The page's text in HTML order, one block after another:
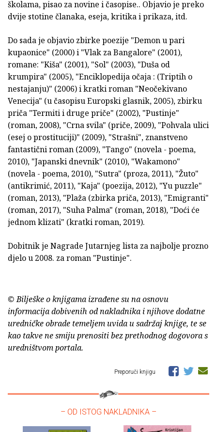
školama, pisao za novine i časopise.. Objavio je preko
dvije stotine članaka, eseja, kritika i prikaza, itd.
Do sada je objavio zbirke poezije "Demon u pari
kupaonice" (2000) i "Vlak za Bangalore" (2001),
romane: "Kiša" (2001), "Sol" (2003), "Duša od
krumpira" (2005), "Enciklopedija očaja : (Triptih o
nestajanju)" (2006) i kratki roman "Neočekivano
Venecija" (u časopisu Europski glasnik, 2005), zbirku
priča "Termiti i druge priče" (2002), "Pustinje"
(roman, 2008), "Crna svila" (priče, 2009), "Pohvala ulici
(esej o prostituciji)" (2009), "Strašni", znanstveno
fantastični roman (2009), "Tango" (novela - poema,
2010), "Japanski dnevnik" (2010), "Wakamono"
(novela - poema, 2010), "Sutra" (proza, 2011), "Žuto"
(antikrimić, 2011), "Kaja" (poezija, 2012), "Yu puzzle"
(roman, 2013), "Plaža (zbirka priča, 2013), "Emigranti"
(roman, 2017), "Suha Palma" (roman, 2018), "Doći će
jednom klizati" (kratki roman, 2019).
Dobitnik je Nagrade Jutarnjeg lista za najbolje prozno
djelo u 2008. za roman "Pustinje".
© Bilješke o knjigama izrađene su na osnovu
informacija dobivenih od nakladnika i njihove dodatne
uredničke obrade temeljem uvida u sadržaj knjige, te se
kao takve ne smiju prenositi bez prethodnog dogovora s
uredništvom portala.
Preporuči knjigu
– OD ISTOG NAKLADNIKA –